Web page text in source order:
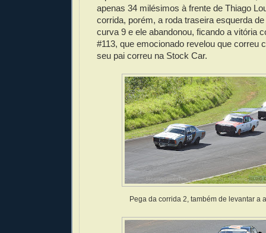
apenas 34 milésimos à frente de Thiago
corrida, porém, a roda traseira esquerda
curva 9 e ele abandonou, ficando a vitória
#113, que emocionado revelou que correu
seu pai correu na Stock Car.
Pega da corrida 2, também de levantar a